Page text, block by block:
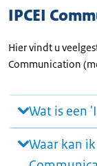
IPCEI
Hier vindt u
Communication
Wat is een
Waar kan